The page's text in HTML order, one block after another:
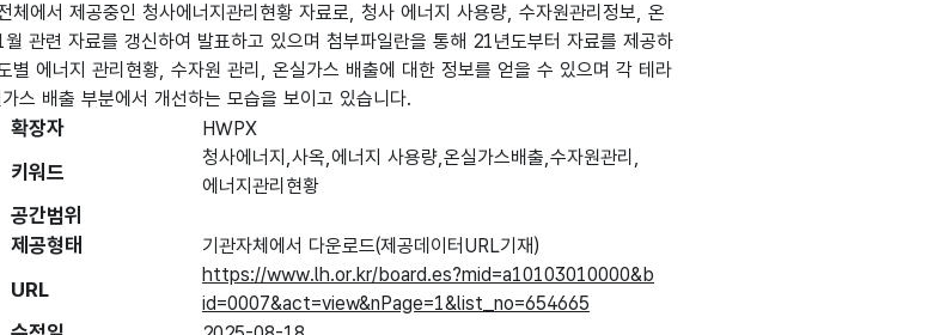
에서 제공중인 청사에너지관리현황 자료로, 청사 에너지 사용량, 수자원관리정보, 온
관련 자료를 갱신하여 발표하고 있으며 첨부파일란을 통해 21년도부터 자료를 제공하
별 에너지 관리현황, 수자원 관리, 온실가스 배출에 대한 정보를 얻을 수 있으며 각 테라
스 배출 부분에서 개선하는 모습을 보이고 있습니다.
확장자 HWPX
키워드
청사에너지,사옥,에너지 사용량,온실가스배출,수자원관리,
에너지관리현황
공간범위
제공형태 기관자체에서 다운로드(제공데이터URL기재)
URL
https://www.lh.or.kr/board.es?mid=a10103010000&b
id=0007&act=view&nPage=1&list_no=654665